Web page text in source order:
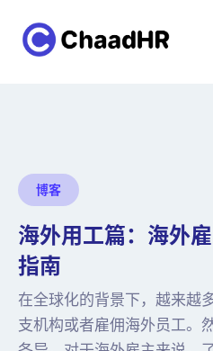
博客
海外用工篇：海外
指南
在全球化的背景下，越来越
支机构或者雇佣海外员工。